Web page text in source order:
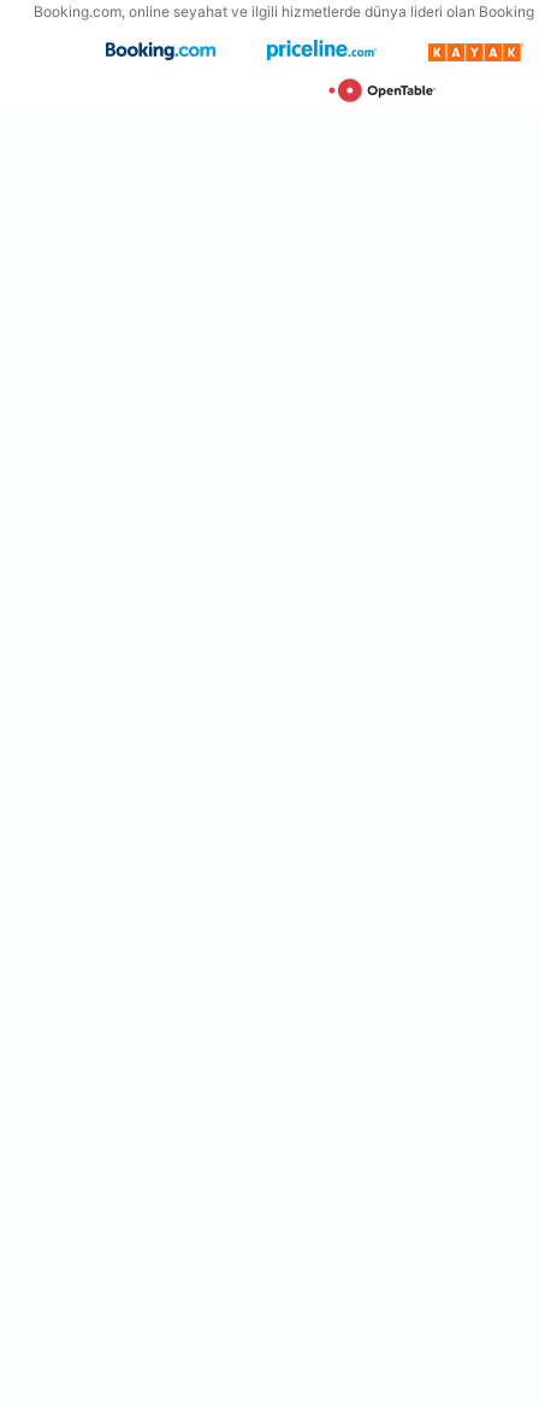
Booking.com, online seyahat ve ilgili hizmetlerde dünya lideri olan Booking